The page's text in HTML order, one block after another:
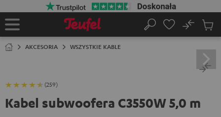
Strona
Szukaj
No
AKCESORIA WSZYSTKIE KABLE
(259)
Kabel subwoofera C3550W 5,0 m